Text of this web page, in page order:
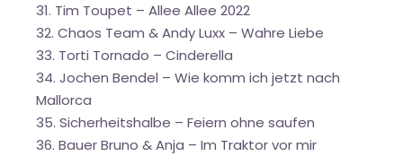
31. Tim Toupet – Allee Allee 2022
32. Chaos Team & Andy Luxx – Wahre Liebe
33. Torti Tornado – Cinderella
34. Jochen Bendel – Wie komm ich jetzt nach
Mallorca
35. Sicherheitshalbe – Feiern ohne saufen
36. Bauer Bruno & Anja – Im Traktor vor mir